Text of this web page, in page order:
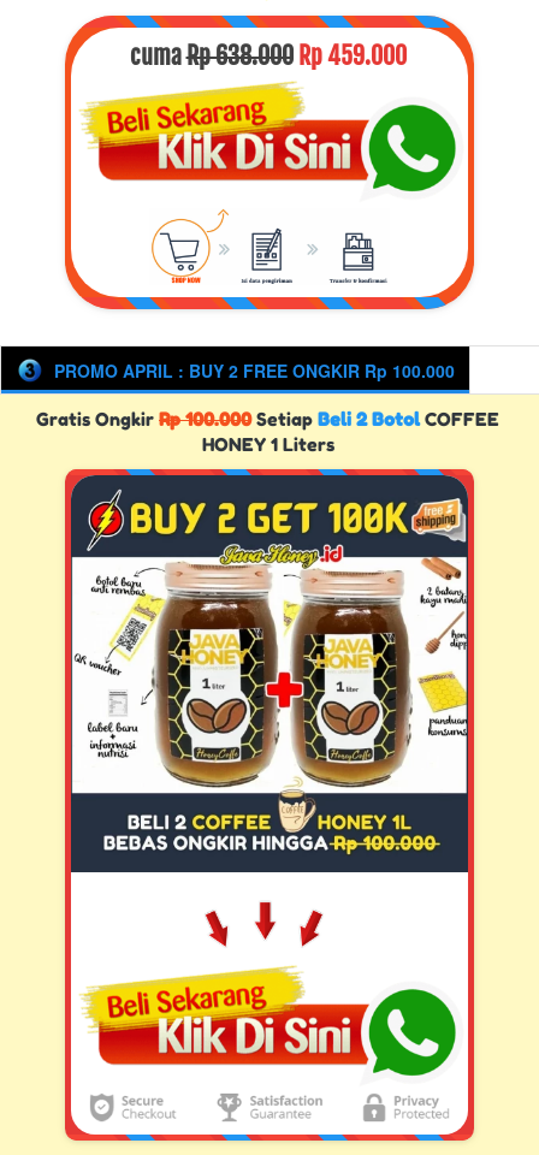
cuma Rp 638.000 Rp 459.000
PROMO APRIL : BUY 2 FREE ONGKIR Rp 100.000
Gratis Ongkir Rp 100.000 Setiap Beli 2 Botol COFFEE
HONEY 1 Liters